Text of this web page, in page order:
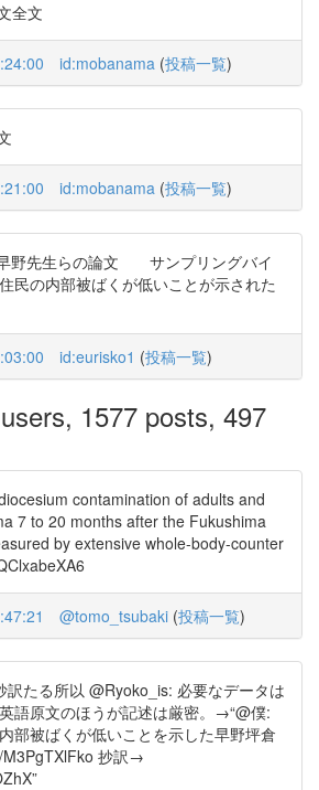
全文
id:mobanama (投稿一覧)
id:mobanama (投稿一覧)
野先生らの論文 サンプリングバイ
民の内部被ばくが低いことが示された
id:eurisko1 (投稿一覧)
1577 posts, 497
contamination of adults and
7 to 20 months after the Fukushima
by extensive whole-body-counter
@tomo_tsubaki (投稿一覧)
訳たる所以 @Ryoko_is: 必要なデータは
語原文のほうが記述は厳密。→“@僕:
部被ばくが低いことを示した早野坪倉
抄訳→